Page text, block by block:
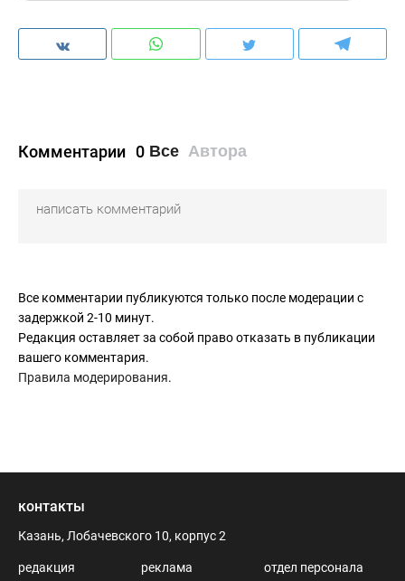
Комментарии 0 Все Автора
Все комментарии публикуются только после модерации с
задержкой 2-10 минут.
Редакция оставляет за собой право отказать в публикации
вашего комментария.
Правила модерирования.
контакты
Казань, Лобачевского 10, корпус 2
редакция
реклама
отдел персонала